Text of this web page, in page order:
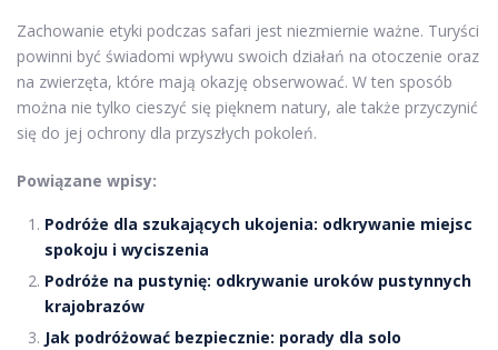
Zachowanie etyki podczas safari jest niezmiernie ważne. Turyści
powinni być świadomi wpływu swoich działań na otoczenie oraz
na zwierzęta, które mają okazję obserwować. W ten sposób
można nie tylko cieszyć się pięknem natury, ale także przyczynić
się do jej ochrony dla przyszłych pokoleń.
Powiązane wpisy:
Podróże dla szukających ukojenia: odkrywanie miejsc
spokoju i wyciszenia
Podróże na pustynię: odkrywanie uroków pustynnych
krajobrazów
Jak podróżować bezpiecznie: porady dla solo